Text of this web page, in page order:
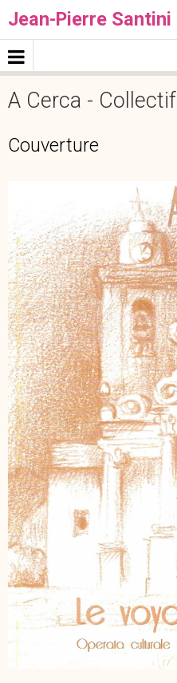
Jean-Pierre Santini
A Cerca - Collectif
Couverture